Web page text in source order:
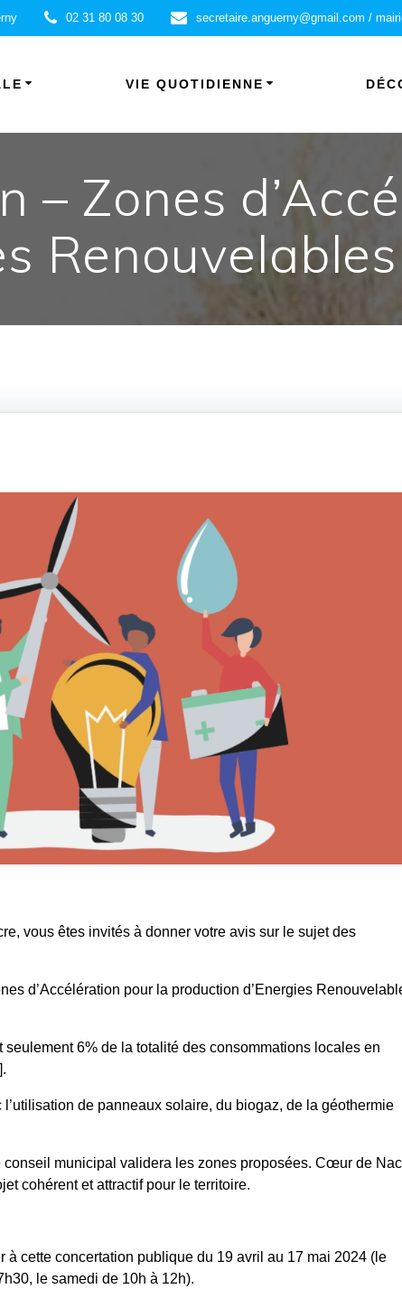
02 31 80 08 30 secretaire.anguerny@gmail.com /
VIE QUOTIDIENNE
– Zones
vous êtes invités à donner votre avis sur le sujet des
d’Accélération pour la production d’Energies
seulement 6% de la totalité des consommations locales en
de panneaux solaire, du biogaz, de la géothermie
conseil municipal validera les zones proposées. Cœur de
cohérent et attractif pour le territoire.
à cette concertation publique du 19 avril au 17 mai 2024 (le
le samedi de 10h à 12h).